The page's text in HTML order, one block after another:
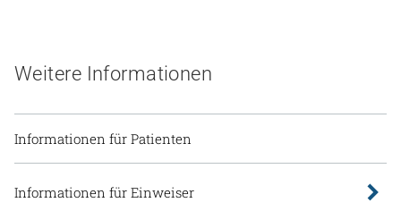
Weitere Informationen
Informationen für Patienten
Informationen für Einweiser